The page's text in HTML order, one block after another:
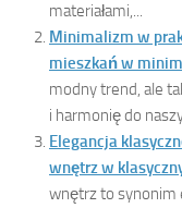
materiałami,...
Minimalizm w
mieszkań w
modny trend, ale
i harmonię do
Elegancja
wnętrz w
wnętrz to synonim